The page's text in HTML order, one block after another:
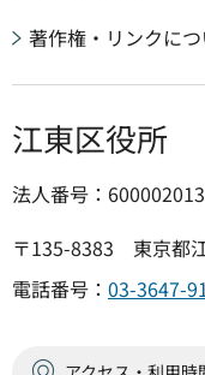
著作権・リンクにつ
江東区役所
法人番号：
〒135-8383 東京都
電話番号： 03-3647-